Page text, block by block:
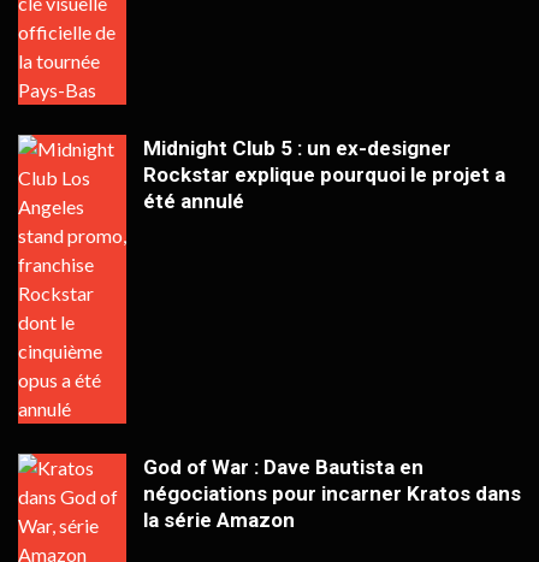
Midnight Club 5 : un ex-designer
Rockstar explique pourquoi le projet a
été annulé
God of War : Dave Bautista en
négociations pour incarner Kratos dans
la série Amazon